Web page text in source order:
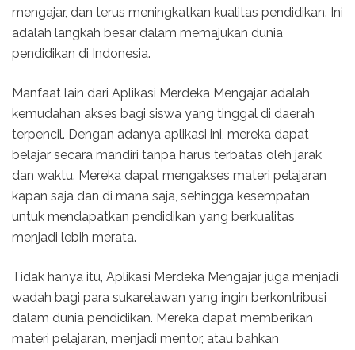
mengajar, dan terus meningkatkan kualitas pendidikan. Ini
adalah langkah besar dalam memajukan dunia
pendidikan di Indonesia.
Manfaat lain dari Aplikasi Merdeka Mengajar adalah
kemudahan akses bagi siswa yang tinggal di daerah
terpencil. Dengan adanya aplikasi ini, mereka dapat
belajar secara mandiri tanpa harus terbatas oleh jarak
dan waktu. Mereka dapat mengakses materi pelajaran
kapan saja dan di mana saja, sehingga kesempatan
untuk mendapatkan pendidikan yang berkualitas
menjadi lebih merata.
Tidak hanya itu, Aplikasi Merdeka Mengajar juga menjadi
wadah bagi para sukarelawan yang ingin berkontribusi
dalam dunia pendidikan. Mereka dapat memberikan
materi pelajaran, menjadi mentor, atau bahkan